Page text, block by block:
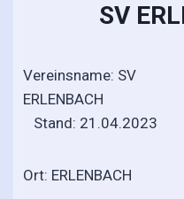
SV
Vereinsname: SV
Stand: 21.04.2023
Ort: ERLENBACH